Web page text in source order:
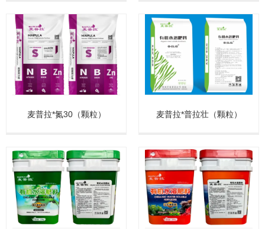
麦普拉*氮30（颗粒） 麦普拉*普拉壮（颗粒）